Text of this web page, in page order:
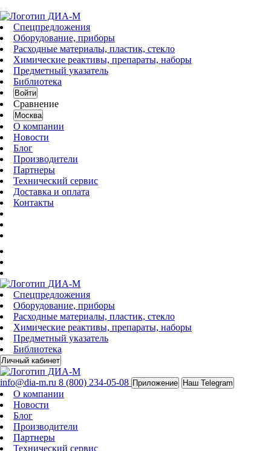
Спецпредложения
Оборудование, приборы
Расходные материалы, пластик, стекло
Химические реактивы, препараты, наборы
Предметный указатель
Библиотека
Войти
Сравнение
Москва
О компании
Новости
Блог
Производители
Партнеры
Технический сервис
Доставка и оплата
Контакты
Спецпредложения
Оборудование, приборы
Расходные материалы, пластик, стекло
Химические реактивы, препараты, наборы
Предметный указатель
Библиотека
Личный кабинет
info@dia-m.ru 8 (800) 234-05-08 Приложение Наш Telegram
О компании
Новости
Блог
Производители
Партнеры
Технический сервис